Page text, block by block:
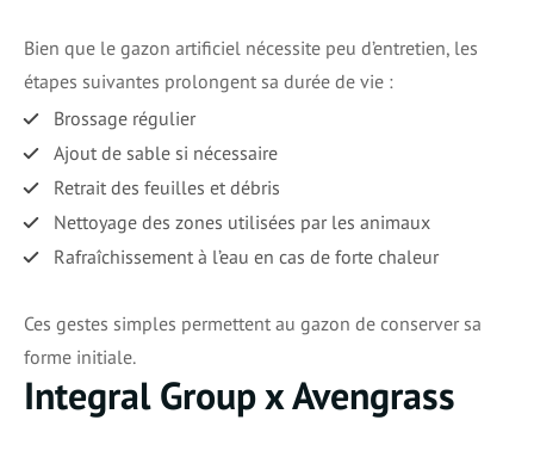
Bien que le gazon artificiel nécessite peu d’entretien, les
étapes suivantes prolongent sa durée de vie :
Brossage régulier
Ajout de sable si nécessaire
Retrait des feuilles et débris
Nettoyage des zones utilisées par les animaux
Rafraîchissement à l’eau en cas de forte chaleur
Ces gestes simples permettent au gazon de conserver sa
forme initiale.
Integral Group x Avengrass